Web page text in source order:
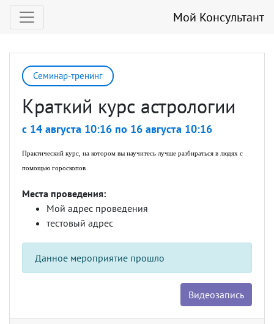
Мой Консультант
Семинар-тренинг
Краткий курс астрологии
c 14 августа 10:16 по 16 августа 10:16
Практический курс, на котором вы научитесь лучше разбираться в людях с
помощью гороскопов
Места проведения:
Мой адрес проведения
тестовый адрес
Данное мероприятие прошло
Видеозапись